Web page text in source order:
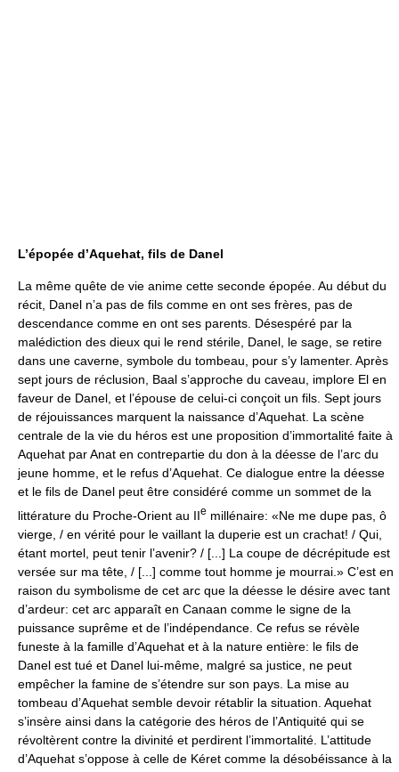
L’épopée d’Aquehat, fils de Danel
La même quête de vie anime cette seconde épopée. Au début du
récit, Danel n’a pas de fils comme en ont ses frères, pas de
descendance comme en ont ses parents. Désespéré par la
malédiction des dieux qui le rend stérile, Danel, le sage, se retire
dans une caverne, symbole du tombeau, pour s’y lamenter. Après
sept jours de réclusion, Baal s’approche du caveau, implore El en
faveur de Danel, et l’épouse de celui-ci conçoit un fils. Sept jours
de réjouissances marquent la naissance d’Aquehat. La scène
centrale de la vie du héros est une proposition d’immortalité faite à
Aquehat par Anat en contrepartie du don à la déesse de l’arc du
jeune homme, et le refus d’Aquehat. Ce dialogue entre la déesse
et le fils de Danel peut être considéré comme un sommet de la
littérature du Proche-Orient au IIe millénaire: «Ne me dupe pas, ô
vierge, / en vérité pour le vaillant la duperie est un crachat! / Qui,
étant mortel, peut tenir l’avenir? / [...] La coupe de décrépitude est
versée sur ma tête, / [...] comme tout homme je mourrai.» C’est en
raison du symbolisme de cet arc que la déesse le désire avec tant
d’ardeur: cet arc apparaît en Canaan comme le signe de la
puissance suprême et de l’indépendance. Ce refus se révèle
funeste à la famille d’Aquehat et à la nature entière: le fils de
Danel est tué et Danel lui-même, malgré sa justice, ne peut
empêcher la famine de s’étendre sur son pays. La mise au
tombeau d’Aquehat semble devoir rétablir la situation. Aquehat
s’insère ainsi dans la catégorie des héros de l’Antiquité qui se
révoltèrent contre la divinité et perdirent l’immortalité. L’attitude
d’Aquehat s’oppose à celle de Kéret comme la désobéissance à la